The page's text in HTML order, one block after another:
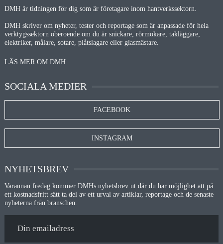
DMH är tidningen för dig som är företagare inom hantverkssektorn.
DMH skriver om nyheter, tester och reportage som är anpassade för hela
verktygssektorn oberoende om du är snickare, rörmokare, takläggare,
elektriker, målare, sotare, plåtslagare eller glasmästare.
LÄS MER OM DMH
SOCIALA MEDIER
FACEBOOK
INSTAGRAM
NYHETSBREV
Varannan fredag kommer DMHs nyhetsbrev ut där du har möjlighet att på
ett kostnadsfritt sätt ta del av ett urval av artiklar, reportage och de senaste
nyheterna från branschen.